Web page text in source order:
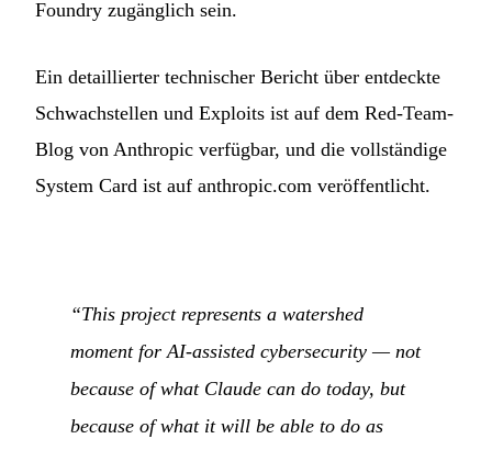
Foundry zugänglich sein.
Ein detaillierter technischer Bericht über entdeckte
Schwachstellen und Exploits ist auf dem Red-Team-
Blog von Anthropic verfügbar, und die vollständige
System Card ist auf anthropic.com veröffentlicht.
“This project represents a watershed
moment for AI-assisted cybersecurity — not
because of what Claude can do today, but
because of what it will be able to do as